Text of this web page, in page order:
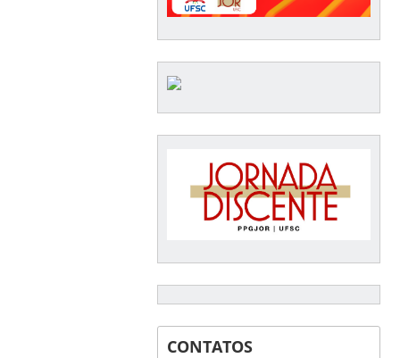
CONTATOS